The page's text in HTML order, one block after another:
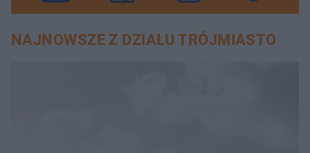
NAJNOWSZE Z DZIAŁU TRÓJMIASTO